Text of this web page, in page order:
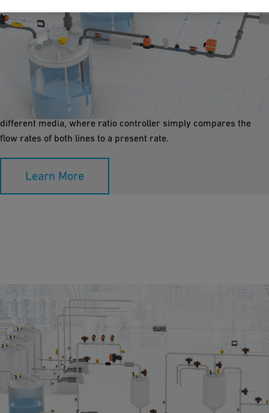
Mixing Ratio Control
The mixing of chemicals using a ration controller is a safe and
highly cost effective method. Two process lines can be mixed in
a static in-line mixer. The upper and lower lines are conveying
different media, where ratio controller simply compares the
flow rates of both lines to a present rate.
Learn More
Dosing and Dilution